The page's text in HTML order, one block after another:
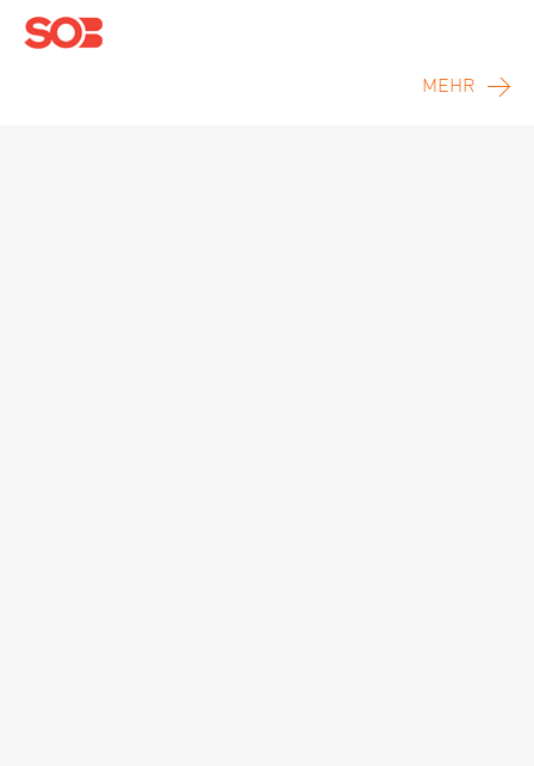
MEHR